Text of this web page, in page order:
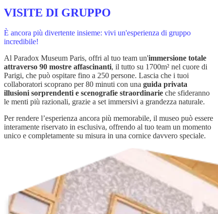
VISITE DI GRUPPO
È ancora più divertente insieme: vivi un'esperienza di gruppo
incredibile!
Al Paradox Museum Paris, offri al tuo team un'immersione totale
attraverso 90 mostre affascinanti, il tutto su 1700m² nel cuore di
Parigi, che può ospitare fino a 250 persone. Lascia che i tuoi
collaboratori scoprano per 80 minuti con una guida privata
illusioni sorprendenti e scenografie straordinarie che sfideranno
le menti più razionali, grazie a set immersivi a grandezza naturale.
Per rendere l’esperienza ancora più memorabile, il museo può essere
interamente riservato in esclusiva, offrendo al tuo team un momento
unico e completamente su misura in una cornice davvero speciale.